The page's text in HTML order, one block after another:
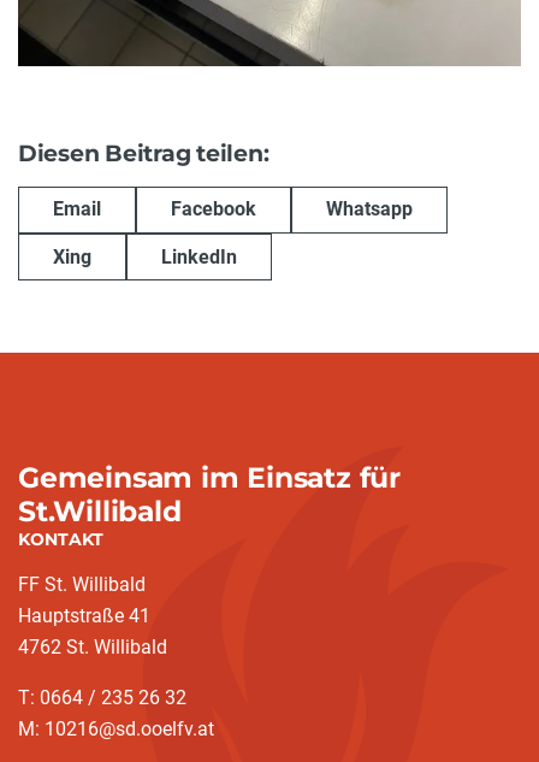
Diesen Beitrag teilen:
Email Facebook Whatsapp
Xing LinkedIn
Gemeinsam im Einsatz für
St.Willibald
KONTAKT
FF St. Willibald
Hauptstraße 41
4762 St. Willibald
T: 0664 / 235 26 32
M: 10216@sd.ooelfv.at